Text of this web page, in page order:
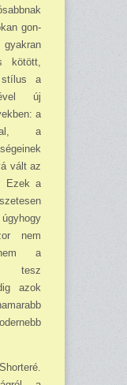
gon­
kötött,
stílus a
új
a
a
vált az
Ezek a
nem
a
tesz
azok